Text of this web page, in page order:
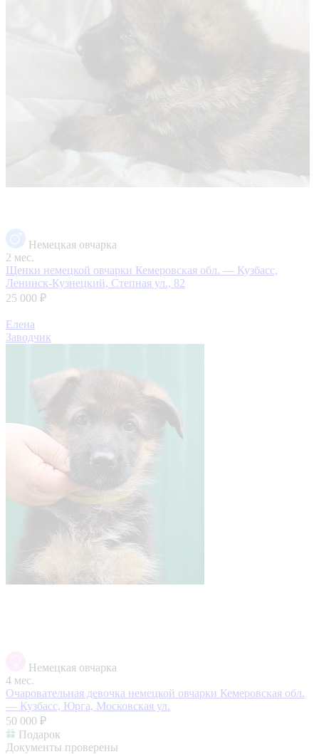
Немецкая овчарка
2 мес.
Щенки немецкой овчарки Кемеровская обл. — Кузбасс,
Ленинск-Кузнецкий, Степная ул., 82
25 000 ₽
Елена
Заводчик
Немецкая овчарка
4 мес.
Очаровательная девочка немецкой овчарки Кемеровская обл.
— Кузбасс, Юрга, Московская ул.
50 000 ₽
Подарок
Документы проверены